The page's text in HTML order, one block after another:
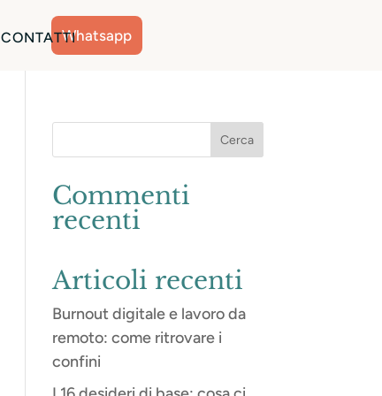
CONTATTIWhatsapp
Commenti
recenti
Articoli recenti
Burnout digitale e lavoro da
remoto: come ritrovare i
confini